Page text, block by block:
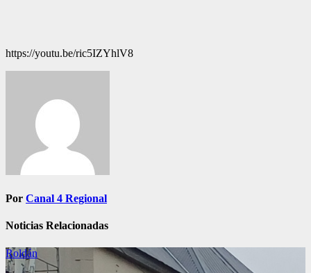
https://youtu.be/ric5IZYhlV8
entradas
Por Canal 4 Regional
Noticias Relacionadas
Roldán